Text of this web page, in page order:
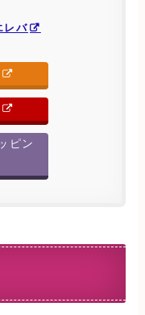
レバ
ピン